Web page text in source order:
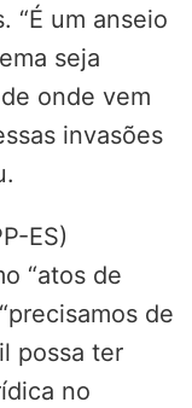
“É um anseio
seja
onde vem
invasões
ES)
“atos de
de
possa ter
no